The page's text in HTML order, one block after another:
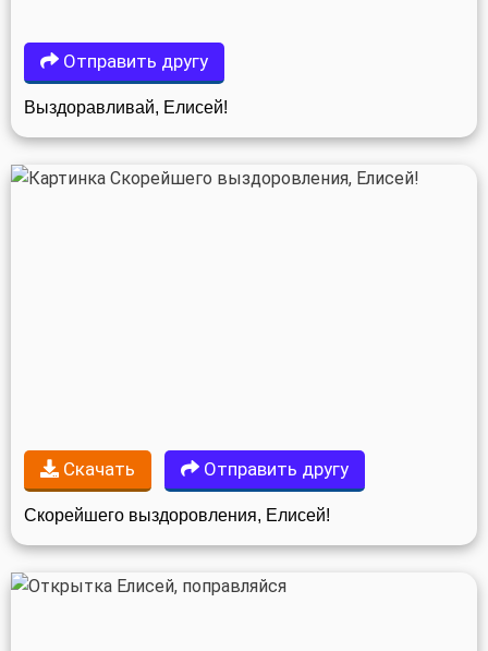
Отправить другу
Выздоравливай, Елисей!
Скачать Отправить другу
Скорейшего выздоровления, Елисей!